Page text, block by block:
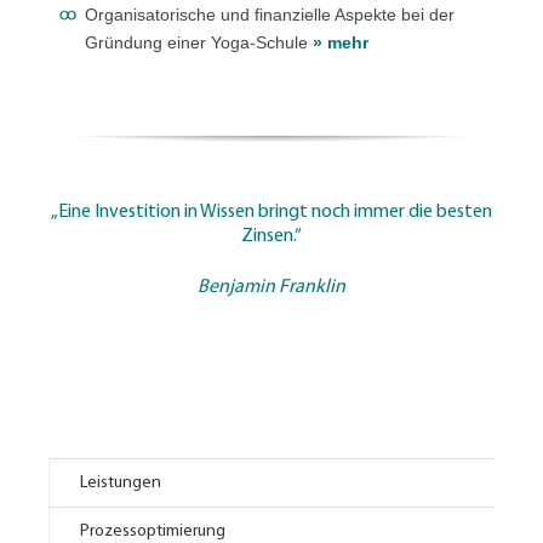
Organisatorische und finanzielle Aspekte bei der
Gründung einer Yoga-Schule » mehr
„Eine Investition in Wissen bringt noch immer die besten
Zinsen.“
Benjamin Franklin
Leistungen
Prozessoptimierung